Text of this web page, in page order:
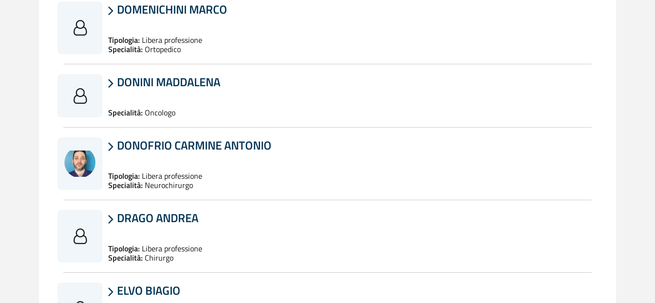
 DOMENICHINI MARCO
Tipologia: Libera professione
Specialità: Ortopedico
 DONINI MADDALENA
Specialità: Oncologo
 DONOFRIO CARMINE ANTONIO
Tipologia: Libera professione
Specialità: Neurochirurgo
 DRAGO ANDREA
Tipologia: Libera professione
Specialità: Chirurgo
 ELVO BIAGIO